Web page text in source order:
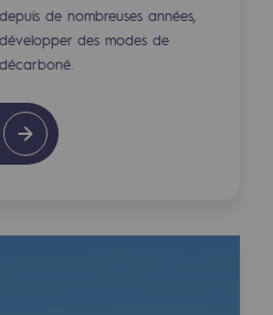
environnementale
: une priorité
de nombreuses années,
développer des modes de